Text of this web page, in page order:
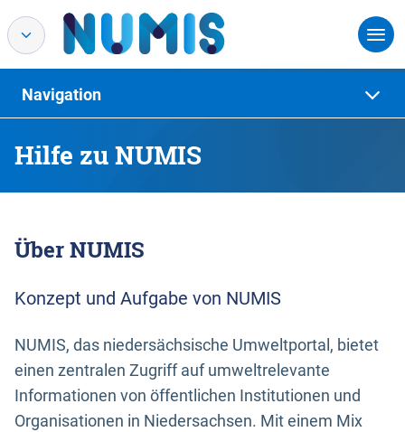
Hilfe zu NUMIS
Navigation
Über NUMIS
Konzept und Aufgabe von NUMIS
NUMIS, das niedersächsische Umweltportal, bietet
einen zentralen Zugriff auf umweltrelevante
Informationen von öffentlichen Institutionen und
Organisationen in Niedersachsen. Mit einem Mix